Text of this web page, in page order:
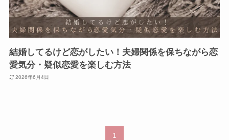
結婚してるけど恋がしたい！夫婦関係を保ちながら恋
愛気分・疑似恋愛を楽しむ方法
2026年6月4日
1